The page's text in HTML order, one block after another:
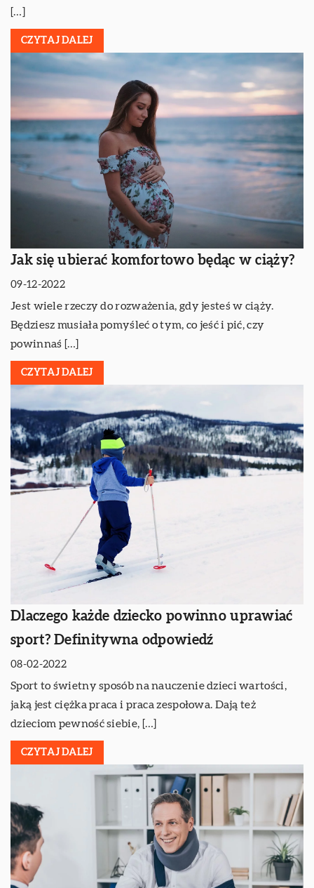
[…]
CZYTAJ DALEJ
Jak się ubierać komfortowo będąc w ciąży?
09-12-2022
Jest wiele rzeczy do rozważenia, gdy jesteś w ciąży.
Będziesz musiała pomyśleć o tym, co jeść i pić, czy
powinnaś […]
CZYTAJ DALEJ
Dlaczego każde dziecko powinno uprawiać
sport? Definitywna odpowiedź
08-02-2022
Sport to świetny sposób na nauczenie dzieci wartości,
jaką jest ciężka praca i praca zespołowa. Dają też
dzieciom pewność siebie, […]
CZYTAJ DALEJ